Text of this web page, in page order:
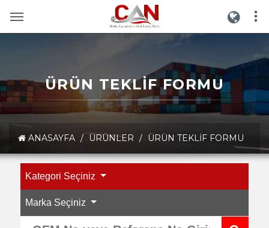
ÜRÜN TEKLIF FORMU
ANASAYFA / ÜRÜNLER / ÜRÜN TEKLIF FORMU
Kategori Seçiniz
Marka Seçiniz